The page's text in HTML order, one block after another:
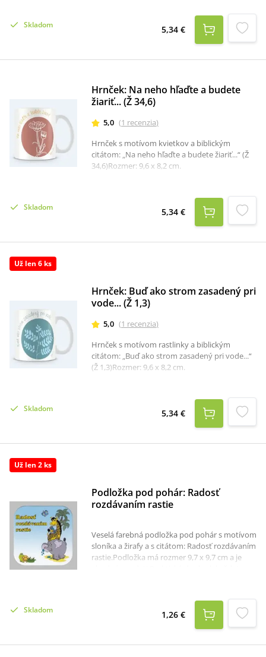
Skladom 5,34 €
Hrnček: Na neho hľaďte a budete
žiariť... (Ž 34,6)
5,0 (1 recenzia)
Hrnček s motívom kvietkov a biblickým
citátom: „Na neho hľaďte a budete žiariť...“ (Ž
34,6)Rozmer: 9,6 x 8,2 cm.
Skladom 5,34 €
Už len 6 ks
Hrnček: Buď ako strom zasadený pri
vode... (Ž 1,3)
5,0 (1 recenzia)
Hrnček s motívom rastlinky a biblickým
citátom: „Buď ako strom zasadený pri vode...“
(Ž 1,3)Rozmer: 9,6 x 8,2 cm.
Skladom 5,34 €
Už len 2 ks
Podložka pod pohár: Radosť
rozdávaním rastie
Veselá farebná podložka pod pohár s motívom
sloníka a žirafy a s citátom: Radosť rozdávaním
rastie.Podložka má rozmer 9,7 x 9,7 cm a je
Skladom 1,26 €